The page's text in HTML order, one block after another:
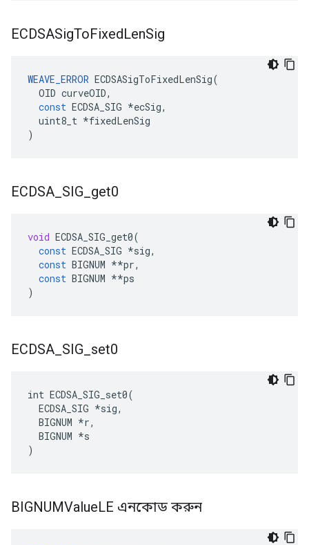
ECDSASigToFixedLenSig
WEAVE_ERROR ECDSASigToFixedLenSig(
OID curveOID,
const ECDSA_SIG *ecSig,
uint8_t *fixedLenSig
)
ECDSA SIG get0
void ECDSA_SIG_get0(
const ECDSA_SIG *sig,
const BIGNUM **pr,
const BIGNUM **ps
)
ECDSA SIG set0
int ECDSA_SIG_set0(
  ECDSA_SIG *sig,
  BIGNUM *r,
  BIGNUM *s
)
BIGNUMValueLE এনকোড করুন